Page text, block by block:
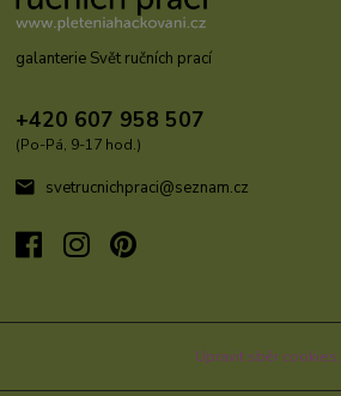
galanterie Svět ručních prací
+420 607 958 507
(Po-Pá, 9-17 hod.)
svetrucnichpraci@seznam.cz
Upravit sběr cookies.